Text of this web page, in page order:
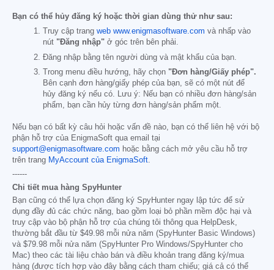
Bạn có thể hủy đăng ký hoặc thời gian dùng thử như sau:
Truy cập trang web www.enigmasoftware.com và nhấp vào
nút "Đăng nhập" ở góc trên bên phải.
Đăng nhập bằng tên người dùng và mật khẩu của bạn.
Trong menu điều hướng, hãy chọn "Đơn hàng/Giấy phép".
Bên cạnh đơn hàng/giấy phép của bạn, sẽ có một nút để
hủy đăng ký nếu có. Lưu ý: Nếu bạn có nhiều đơn hàng/sản
phẩm, bạn cần hủy từng đơn hàng/sản phẩm một.
Nếu bạn có bất kỳ câu hỏi hoặc vấn đề nào, bạn có thể liên hệ với bộ
phận hỗ trợ của EnigmaSoft qua email tại
support@enigmasoftware.com hoặc bằng cách mở yêu cầu hỗ trợ
trên trang MyAccount của EnigmaSoft.
------
Chi tiết mua hàng SpyHunter
Bạn cũng có thể lựa chọn đăng ký SpyHunter ngay lập tức để sử
dụng đầy đủ các chức năng, bao gồm loại bỏ phần mềm độc hại và
truy cập vào bộ phận hỗ trợ của chúng tôi thông qua HelpDesk,
thường bắt đầu từ $49.98 mỗi nửa năm (SpyHunter Basic Windows)
và $79.98 mỗi nửa năm (SpyHunter Pro Windows/SpyHunter cho
Mac) theo các tài liệu chào bán và điều khoản trang đăng ký/mua
hàng (được tích hợp vào đây bằng cách tham chiếu; giá cả có thể